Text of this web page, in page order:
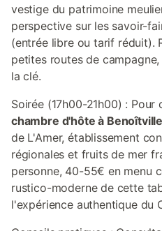
vestige du patrimoine
perspective sur les savoir-
(entrée libre ou tarif réduit).
petites routes de
la clé.
Soirée (17h00-21h00) :
chambre d'hôte à Benoîtville
de L'Amer, établissement
régionales et fruits de mer
personne, 40-55€ en menu
rustico-moderne de cette
l'expérience authentique du